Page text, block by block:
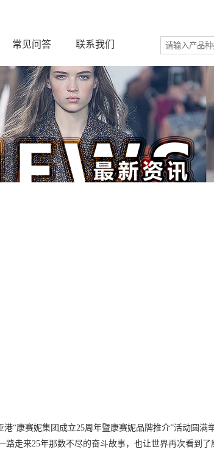
常见问答 联系我们
港“康赛妮集团成立25周年暨康赛妮品牌推介”活动圆满
走来25年那数不尽的奋斗故事，也让世界再次看到